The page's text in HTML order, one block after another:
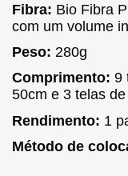
Fibra: Bio Fibra
com um volume
Peso: 280g
Comprimento: 9
50cm e 3 telas
Rendimento: 1
Método de